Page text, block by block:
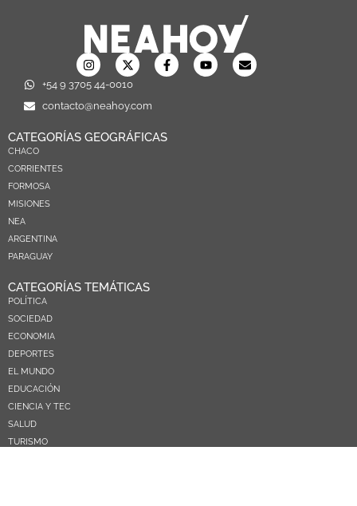
+54 9 3705 44-0010
contacto@neahoy.com
CATEGORÍAS GEOGRÁFICAS
CHACO
CORRIENTES
FORMOSA
MISIONES
NEA
ARGENTINA
PARAGUAY
CATEGORÍAS TEMÁTICAS
POLÍTICA
SOCIEDAD
ECONOMIA
DEPORTES
EL MUNDO
EDUCACIÓN
CIENCIA Y TEC
SALUD
TURISMO